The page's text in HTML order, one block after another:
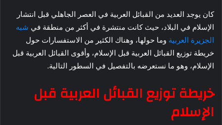
كان يوجد العديد من القبائل العربية في العصر الجاهلي قبل انتشار
الإسلام في البلاد، حيث كانت منتشرة في أكثر من منطقة في شبه
الجزيرة العربية وما حولها، وهناك الكثير من الاستفسارات حول
خريطة توزيع القبائل العربية قبل الإسلام، وأقوى القبائل العربية قبل
الإسلام، وهو ما نستعرضه بالتفصيل في السطور التالية.
خريطة توزيع القبائل العربية قبل
الإسلام